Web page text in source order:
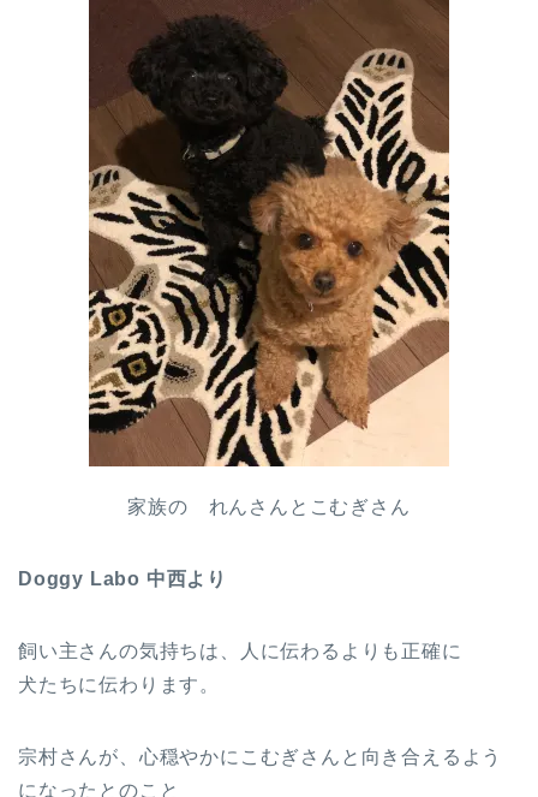
家族の れんさんとこむぎさん
Doggy Labo 中西より
飼い主さんの気持ちは、人に伝わるよりも正確に
犬たちに伝わります。
宗村さんが、心穏やかにこむぎさんと向き合えるよう
になったとのこと